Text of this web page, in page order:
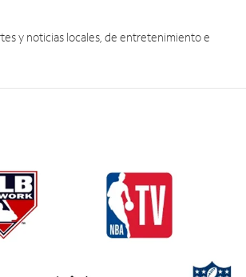
y noticias locales, de entretenimiento e